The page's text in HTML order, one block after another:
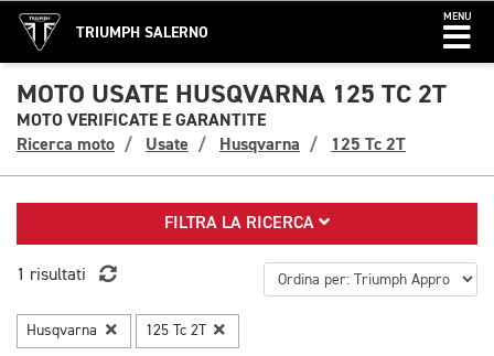
TRIUMPH SALERNO
MENU
MOTO USATE HUSQVARNA 125 TC 2T
MOTO VERIFICATE E GARANTITE
Ricerca moto
Usate Husqvarna 125 Tc 2T
FILTRA LA RICERCA
1 risultati
Husqvarna 125 Tc 2T